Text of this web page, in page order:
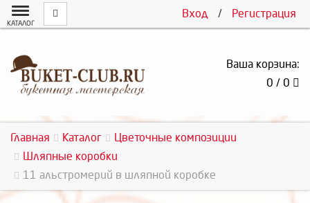
Вход / Регистрация
КАТАЛОГ
Ваша корзина:
0 / 0
Главная Каталог
Цветочные композиции
Шляпные коробки
11 альстромерий в шляпной коробке